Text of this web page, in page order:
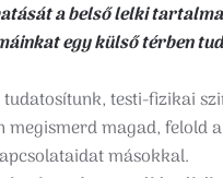
a belső lelki
egy külső térben
testi-fizikai
magad, felold
másokkal.